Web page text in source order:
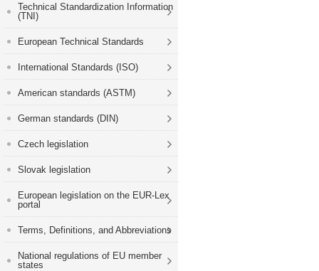
Technical Standardization Information
(TNI)
European Technical Standards
International Standards (ISO)
American standards (ASTM)
German standards (DIN)
Czech legislation
Slovak legislation
European legislation on the EUR-Lex
portal
Terms, Definitions, and Abbreviations
National regulations of EU member
states